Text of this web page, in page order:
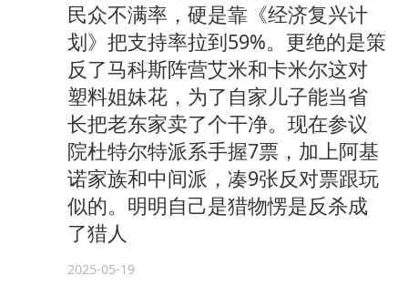
民众不满率，硬是靠《经济复兴计
划》把支持率拉到59%。更绝的是策
反了马科斯阵营艾米和卡米尔这对
塑料姐妹花，为了自家儿子能当省
长把老东家卖了个干净。现在参议
院杜特尔特派系手握7票，加上阿基
诺家族和中间派，凑9张反对票跟玩
似的。明明自己是猎物愣是反杀成
了猎人
2025-05-19